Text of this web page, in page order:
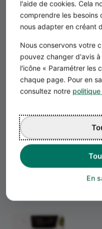
l'aide de cookies. Cela
comprendre les besoins
nous adapter en créant
Nous conservons votre
pouvez changer d'avis
l'icône « Paramétrer les
chaque page. Pour en
consultez notre
En
Étude de marché de
15 juin 2026
Étude de marché de